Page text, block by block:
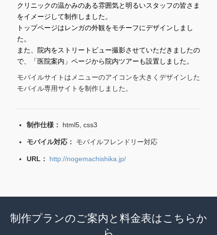
クリニックの温かみのある雰囲気と明るいスタッフの皆さま
をイメージして制作しました。
トップページはレンガの外観をモチーフにデザインしまし
た。
また、院内をストリートビュー撮影させていただきましたの
で、「医院案内」ページから院内ツアーも設置しました。
モバイルサイトはメニューのアイコンを大きくデザインした
モバイル専用サイトを制作しました。
制作仕様： html5, css3
モバイル対応： モバイルフレンドリー対応
URL： http://nogemachishika.jp/
制作プランのご案内と料金表はこちらか